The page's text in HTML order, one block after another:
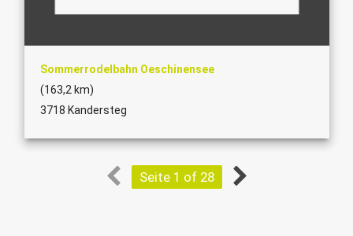
Sommerrodelbahn Oeschinensee
(163,2 km)
3718 Kandersteg
Seite 1 of 28